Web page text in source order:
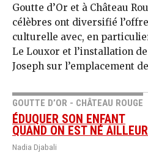
Goutte d’Or et à Château
célèbres ont diversifié
culturelle avec, en
Le Louxor et l’installation
Joseph sur l’emplacement
GOUTTE D’OR - CHÂTEAU ROUGE
ÉDUQUER SON ENFANT
QUAND ON EST NÉ
Nadia Djabali